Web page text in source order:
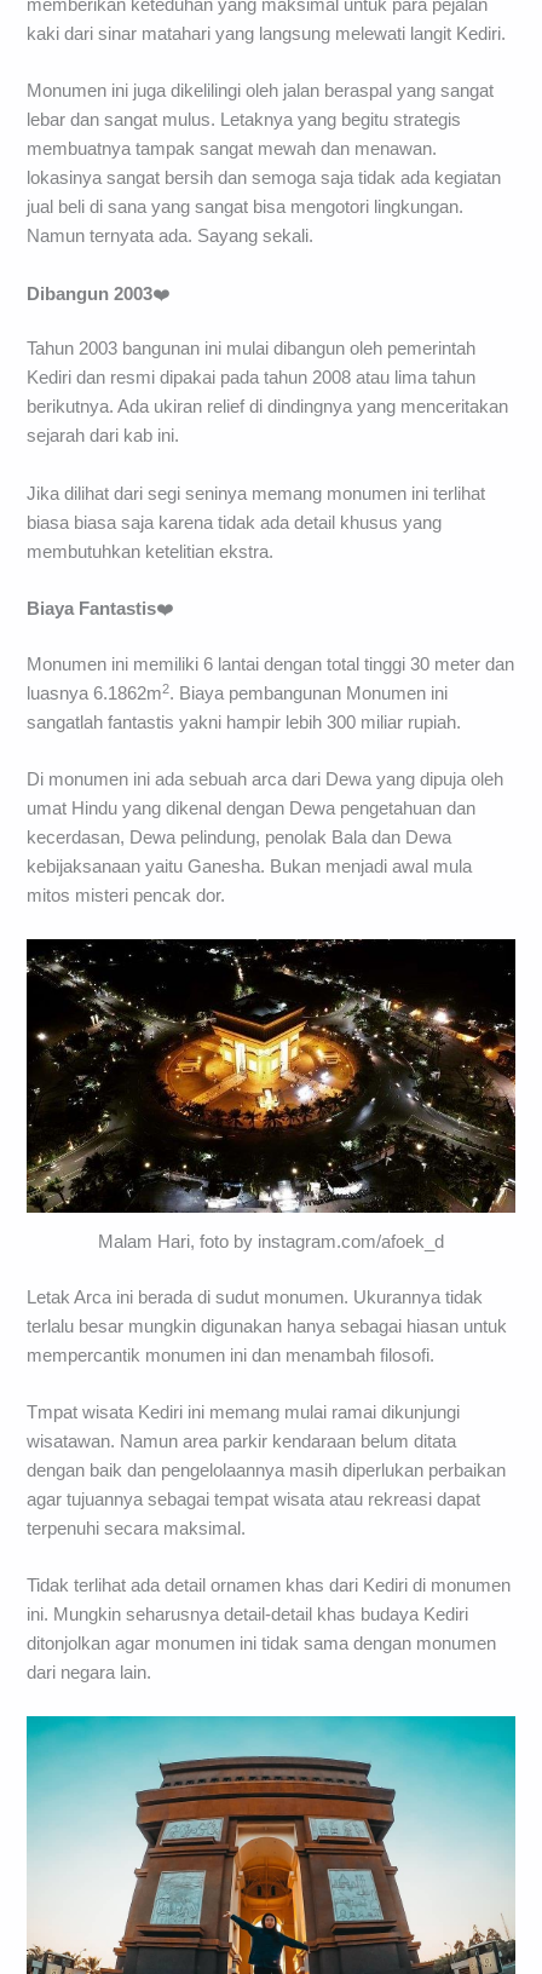
memberikan keteduhan yang maksimal untuk para pejalan
kaki dari sinar matahari yang langsung melewati langit Kediri.
Monumen ini juga dikelilingi oleh jalan beraspal yang sangat
lebar dan sangat mulus. Letaknya yang begitu strategis
membuatnya tampak sangat mewah dan menawan.
lokasinya sangat bersih dan semoga saja tidak ada kegiatan
jual beli di sana yang sangat bisa mengotori lingkungan.
Namun ternyata ada. Sayang sekali.
Dibangun 2003❤️
Tahun 2003 bangunan ini mulai dibangun oleh pemerintah
Kediri dan resmi dipakai pada tahun 2008 atau lima tahun
berikutnya. Ada ukiran relief di dindingnya yang menceritakan
sejarah dari kab ini.
Jika dilihat dari segi seninya memang monumen ini terlihat
biasa biasa saja karena tidak ada detail khusus yang
membutuhkan ketelitian ekstra.
Biaya Fantastis❤️
Monumen ini memiliki 6 lantai dengan total tinggi 30 meter dan
luasnya 6.1862m2. Biaya pembangunan Monumen ini
sangatlah fantastis yakni hampir lebih 300 miliar rupiah.
Di monumen ini ada sebuah arca dari Dewa yang dipuja oleh
umat Hindu yang dikenal dengan Dewa pengetahuan dan
kecerdasan, Dewa pelindung, penolak Bala dan Dewa
kebijaksanaan yaitu Ganesha. Bukan menjadi awal mula
mitos misteri pencak dor.
Malam Hari, foto by instagram.com/afoek_d
Letak Arca ini berada di sudut monumen. Ukurannya tidak
terlalu besar mungkin digunakan hanya sebagai hiasan untuk
mempercantik monumen ini dan menambah filosofi.
Tmpat wisata Kediri ini memang mulai ramai dikunjungi
wisatawan. Namun area parkir kendaraan belum ditata
dengan baik dan pengelolaannya masih diperlukan perbaikan
agar tujuannya sebagai tempat wisata atau rekreasi dapat
terpenuhi secara maksimal.
Tidak terlihat ada detail ornamen khas dari Kediri di monumen
ini. Mungkin seharusnya detail-detail khas budaya Kediri
ditonjolkan agar monumen ini tidak sama dengan monumen
dari negara lain.